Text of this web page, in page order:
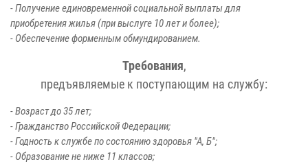
- Получение единовременной социальной выплаты для
приобретения жилья (при выслуге 10 лет и более);
- Обеспечение форменным обмундированием.
Требования,
предъявляемые к поступающим на службу:
- Возраст до 35 лет;
- Гражданство Российской Федерации;
- Годность к службе по состоянию здоровья "А, Б";
- Образование не ниже 11 классов;